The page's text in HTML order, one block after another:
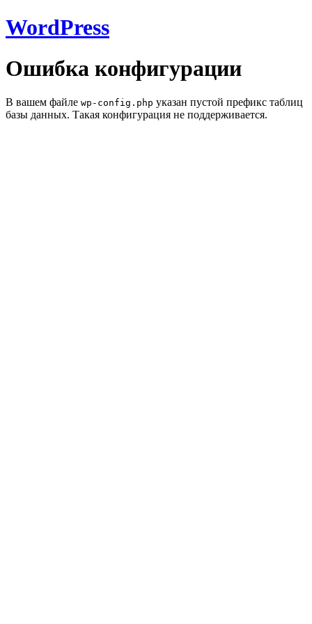
WordPress
Ошибка конфигурации
В вашем файле wp-config.php указан пустой префикс таблиц
базы данных. Такая конфигурация не поддерживается.